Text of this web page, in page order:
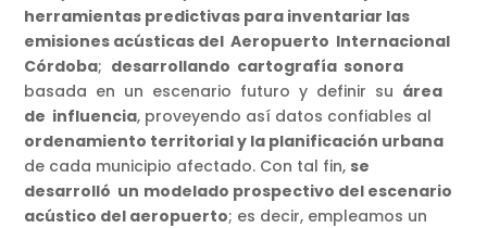
herramientas predictivas para inventariar las
emisiones acústicas del Aeropuerto Internacional
Córdoba; desarrollando cartografía sonora
basada en un escenario futuro y definir su área
de influencia, proveyendo así datos confiables al
ordenamiento territorial y la planificación urbana
de cada municipio afectado. Con tal fin, se
desarrolló un modelado prospectivo del escenario
acústico del aeropuerto; es decir, empleamos un